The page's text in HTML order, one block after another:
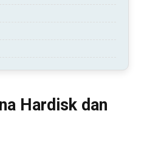
Hardisk dan